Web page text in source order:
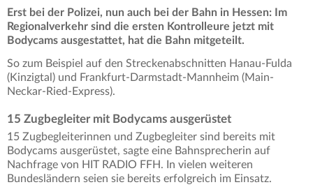
Erst bei der Polizei, nun auch bei der Bahn in Hessen: Im
Regionalverkehr sind die ersten Kontrolleure jetzt mit
Bodycams ausgestattet, hat die Bahn mitgeteilt.
So zum Beispiel auf den Streckenabschnitten Hanau-Fulda
(Kinzigtal) und Frankfurt-Darmstadt-Mannheim (Main-
Neckar-Ried-Express).
15 Zugbegleiter mit Bodycams ausgerüstet
15 Zugbegleiterinnen und Zugbegleiter sind bereits mit
Bodycams ausgerüstet, sagte eine Bahnsprecherin auf
Nachfrage von HIT RADIO FFH. In vielen weiteren
Bundesländern seien sie bereits erfolgreich im Einsatz.